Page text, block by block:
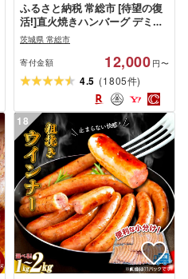
ふるさと納税 常総市 [待望の復
活!]直火焼きハンバーグ デミグ
ラスソース 3kg 22個入り
茨城県 常総市
寄付金額 12,000 円〜
4.5 (1805件)
18